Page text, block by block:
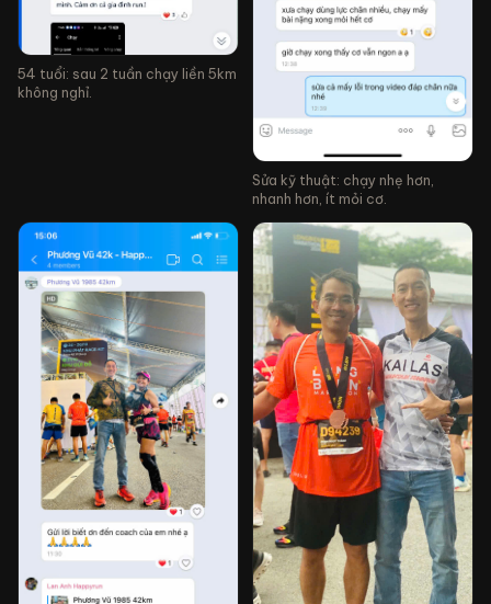
54 tuổi: sau 2 tuần chạy liền 5km
không nghỉ.
Sửa kỹ thuật: chạy nhẹ hơn,
nhanh hơn, ít mỏi cơ.